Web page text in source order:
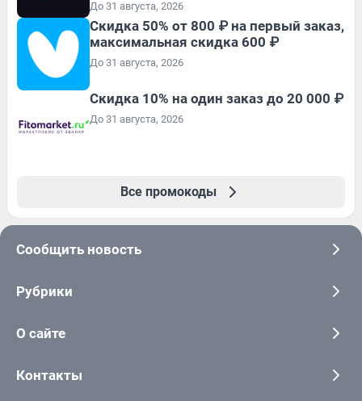
До 31 августа, 2026
Скидка 50% от 800 ₽ на первый заказ,
максимальная скидка 600 ₽
До 31 августа, 2026
Скидка 10% на один заказ до 20 000 ₽
До 31 августа, 2026
Все промокоды
Сообщить новость
Рубрики
О сайте
Контакты